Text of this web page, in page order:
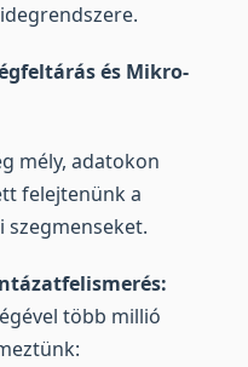
és Mikro-
mély, adatokon
felejtenünk a
több millió